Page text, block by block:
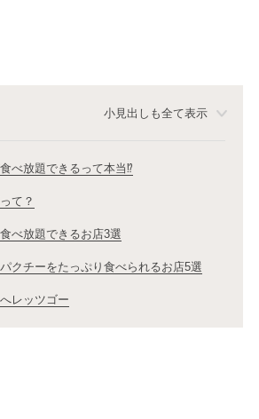
小見出しも全て表示
べ放題できるって本当⁉
て？
べ放題できるお店3選
パクチーをたっぷり食べられるお店5選
レッツゴー